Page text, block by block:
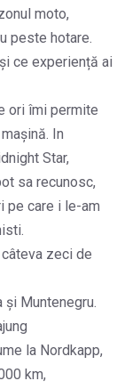
moto,
peste hotare.
ce experiență ai
ori îmi permite
In
Star,
sa recunosc,
pe care i le-am
zeci de
și Muntenegru.
la Nordkapp,
km,